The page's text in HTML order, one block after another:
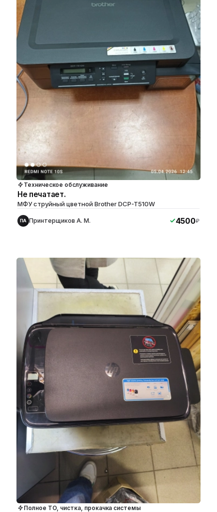
Техническое обслуживание
Не печатает.
МФУ струйный цветной Brother DCP-T510W
ПА Принтерщиков А. М. 4500₽
Полное ТО, чистка, прокачка системы